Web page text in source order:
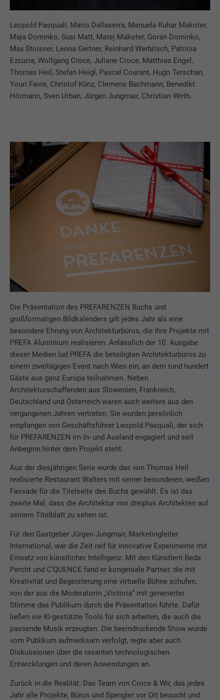
Leopold Pasquali, Mario Dallaserra, Manuela Kuhar Makoter,
Maja Dominko, Susi Matt, Matej Makoter, Goran Dominko,
Max Stoisser, Leona Geitner, Reinhard Werbitsch, Patricia
Ezcurra, Wolfgang Croce, Juliane Croce, Matthias Engel,
Thomas Heil, Stefan Heigl, Pascal Courant, Hugo Terschan,
Youri Favre, Christof Künz, Clemens Bachmann, Benedikt
Hörmann, Sven Urban, Jürgen Jungmair, Christian Wirth.
Die Präsentation des PREFARENZEN Buchs und
großformatigen Bildkalenders gilt jedes Jahr als eine
besondere Ehrung von Architekturbüros, die ihre Projekte mit
PREFA Aluminium realisieren. Anlässlich der 10. Ausgabe
dieser Medien lud PREFA die beteiligten Architekturbüros zu
einem zweitägigen Event nach Wien ein, an dem rund hundert
Gäste aus ganz Europa teilnahmen. Neben
Architekturschaffenden aus Slowenien, Frankreich,
Deutschland und Österreich waren auch weitere aus den
vergangenen Jahren vertreten. Sie wurden persönlich
empfangen von Geschäftsführer Leopold Pasquali, der sich
für PREFARENZEN im In- und Ausland engagiert und seit
Anbeginn hinter dem Projekt steht.
Aus der diesjährigen Serie wurde das von Thomas Heil
realisierte Restaurant Walters mit seiner besonderen, weißen
Fassade für die Titelseite des Buchs gewählt. Es ist das
zweite Mal, dass die Architektur von dreiplus Architekten auf
seinem Titelblatt zu sehen ist.
Für den Gastgeber Jürgen Jungmair, Marketingleiter
International, war die Zeit reif für innovative Experimente mit
Einsatz von künstlicher Intelligenz. Mit den Künstlern Beda
Percht und C’QUENCE fand er kongeniale Partner, die mit
Kreativität und Begeisterung eine virtuelle Bühne schufen,
von der aus die Moderatorin „Victoria“ mit generierter
Stimme das Publikum durch die Präsentation führte. Dafür
ließen sie KI-gestützte Tools für sich arbeiten, die auch die
passende Musik erzeugten. Die beeindruckende Show wurde
vom Publikum aufmerksam verfolgt, regte aber auch
Diskussionen über die rasanten technologischen
Entwicklungen und deren Anwendungen an.
Zurück in die Realität: Das Team von Croce & Wir, das jedes
Jahr alle Projekte, Büros und Spengler vor Ort besucht und